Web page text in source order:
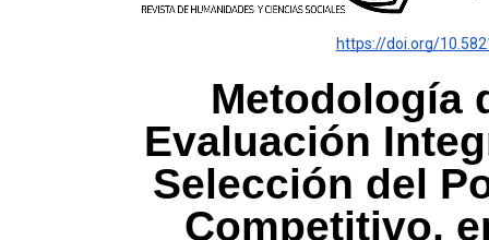
https://doi.org/
Metodología
Evaluación
Selección del
Competitivo,